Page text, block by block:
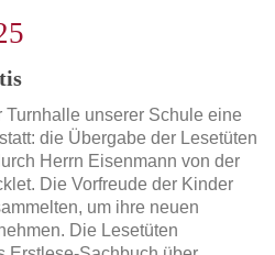
unserer Schule eine
die Übergabe der Lesetüten
Herrn Eisenmann von der
Die Vorfreude der Kinder
um ihre neuen
Die Lesetüten